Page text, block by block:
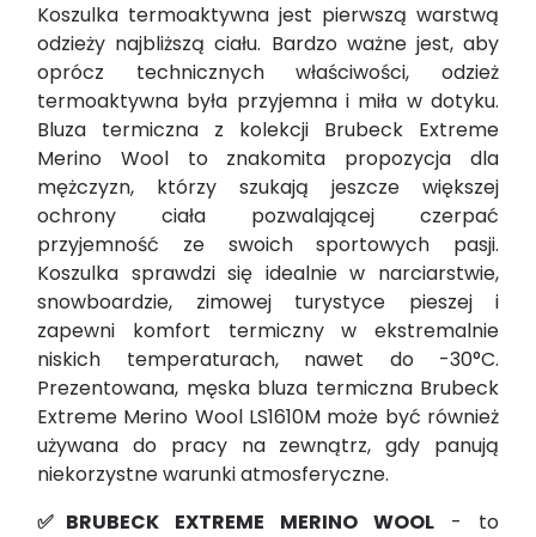
Koszulka termoaktywna jest pierwszą warstwą
odzieży najbliższą ciału. Bardzo ważne jest, aby
oprócz technicznych właściwości, odzież
termoaktywna była przyjemna i miła w dotyku.
Bluza termiczna z kolekcji Brubeck Extreme
Merino Wool to znakomita propozycja dla
mężczyzn, którzy szukają jeszcze większej
ochrony ciała pozwalającej czerpać
przyjemność ze swoich sportowych pasji.
Koszulka sprawdzi się idealnie w narciarstwie,
snowboardzie, zimowej turystyce pieszej i
zapewni komfort termiczny w ekstremalnie
niskich temperaturach, nawet do -30°C.
Prezentowana, męska bluza termiczna Brubeck
Extreme Merino Wool LS1610M może być również
używana do pracy na zewnątrz, gdy panują
niekorzystne warunki atmosferyczne.
✅BRUBECK EXTREME MERINO WOOL - to